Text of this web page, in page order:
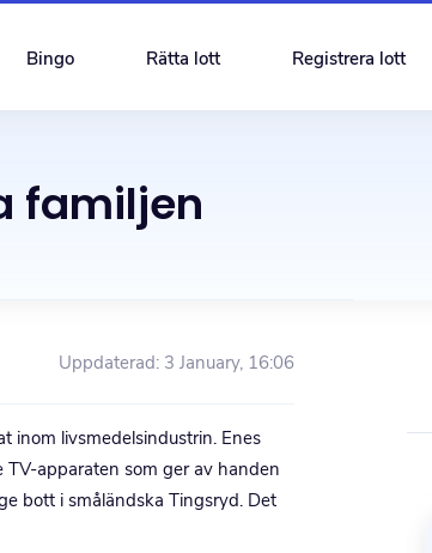
Bingo Rätta lott Registrera lott
familjen
Uppdaterad: 3 January, 16:06
inom livsmedelsindustrin. Enes
apparaten som ger av handen
bott i småländska Tingsryd. Det